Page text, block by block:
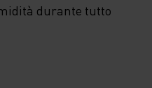
durante tutto